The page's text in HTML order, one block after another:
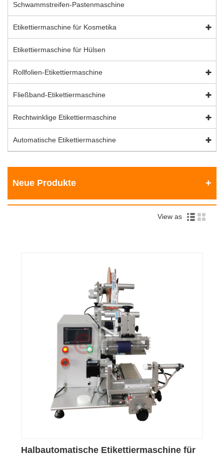
Schwammstreifen-Pastenmaschine
Etikettiermaschine für Kosmetika
Etikettiermaschine für Hülsen
Rollfolien-Etikettiermaschine
Fließband-Etikettiermaschine
Rechtwinklige Etikettiermaschine
Automatische Etikettiermaschine
Neue Produkte
View as
Halbautomatische Etikettiermaschine für